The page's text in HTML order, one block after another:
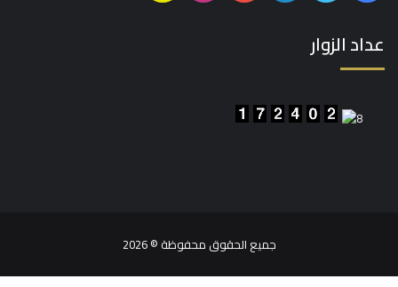
عداد الزوار
جميع الحقوق محفوظة © 2026